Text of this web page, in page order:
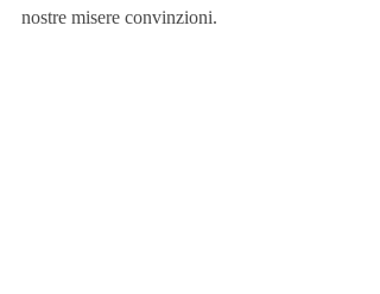
nostre misere convinzioni.